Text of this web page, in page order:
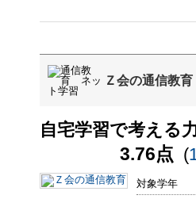
Ｚ会の通信教育
自宅学習で考える
3.76点 (
対象学年